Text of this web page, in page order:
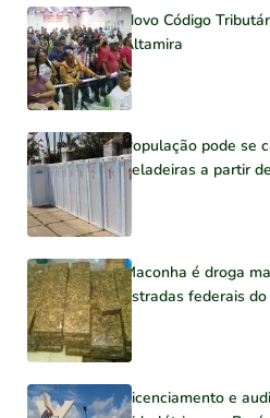
Novo Código
Altamira
População pode se
geladeiras a partir
Maconha é droga
estradas federais do
Licenciamento e